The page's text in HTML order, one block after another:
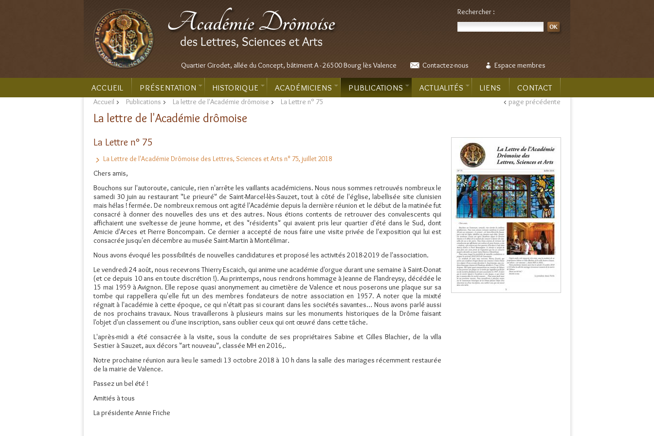
Rechercher :
Quartier Girodet, allée du Concept, bâtiment A - 26500 Bourg lès Valence Contactez-nous Espace membres
ACCUEIL PRÉSENTATION HISTORIQUE ACADÉMICIENS PUBLICATIONS ACTUALITÉS LIENS CONTACT
< page précédente
Accueil > Publications > La lettre de l'Académie drômoise > La Lettre n° 75
La lettre de l'Académie drômoise
La Lettre n° 75
La Lettre de l'Académie Drômoise des Lettres, Sciences et Arts n° 75, juillet 2018
Chers amis,
Bouchons sur l'autoroute, canicule, rien n'arrête les vaillants académiciens. Nous nous sommes retrouvés nombreux le
samedi 30 juin au restaurant "Le prieuré" de Saint-Marcel-lès-Sauzet, tout à côté de l'église, labellisée site clunisien
mais hélas ! fermée. De nombreux remous ont agité l'Académie depuis la dernière réunion et le début de la matinée fut
consacré à donner des nouvelles des uns et des autres. Nous étions contents de retrouver des convalescents qui
affichaient une sveltesse de jeune homme, et des "résidents" qui avaient pris leur quartier d'été dans le Sud, dont
Amicie d'Arces et Pierre Boncompain. Ce dernier a accepté de nous faire une visite privée de l'exposition qui lui est
consacrée jusqu'en décembre au musée Saint-Martin à Montélimar.
Nous avons évoqué les possibilités de nouvelles candidatures et proposé les activités 2018-2019 de l'association.
Le vendredi 24 août, nous recevrons Thierry Escaich, qui anime une académie d'orgue durant une semaine à Saint-Donat
(et ce depuis 10 ans en toute discrétion !). Au printemps, nous rendrons hommage à Jeanne de Flandreysy, décédée le
15 mai 1959 à Avignon. Elle repose quasi anonymement au cimetière de Valence et nous poserons une plaque sur sa
tombe qui rappellera qu'elle fut un des membres fondateurs de notre association en 1957. A noter que la mixité
régnait à l'académie à cette époque, ce qui n'était pas si courant dans les sociétés savantes… Nous avons parlé aussi
de nos prochains travaux. Nous travaillerons à plusieurs mains sur les monuments historiques de la Drôme faisant
l'objet d'un classement ou d'une inscription, sans oublier ceux qui ont œuvré dans cette tâche.
L'après-midi a été consacrée à la visite, sous la conduite de ses propriétaires Sabine et Gilles Blachier, de la villa
Sestier à Sauzet, aux décors "art nouveau", classée MH en 2016,.
Notre prochaine réunion aura lieu le samedi 13 octobre 2018 à 10 h dans la salle des mariages récemment restaurée
de la mairie de Valence.
Passez un bel été !
Amitiés à tous
La présidente Annie Friche